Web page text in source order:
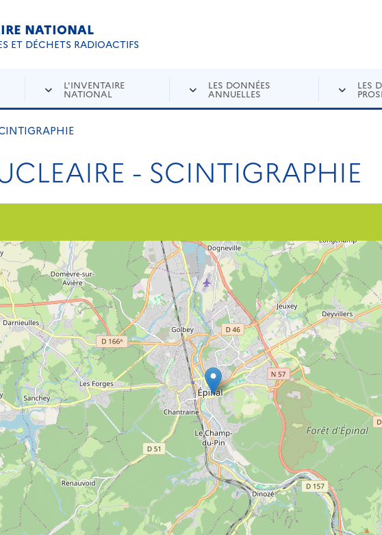
NATIONAL
ET DÉCHETS RADIOACTIFS
L'INVENTAIRE
NATIONAL
LES DONNÉES
ANNUELLES
LES
- SCINTIGRAPHIE